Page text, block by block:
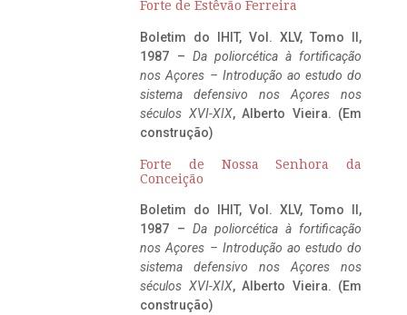
Forte de Estêvão Ferreira
Boletim do IHIT, Vol. XLV, Tomo II,
1987 – Da poliorcética à fortificação
nos Açores – Introdução ao estudo do
sistema defensivo nos Açores nos
séculos XVI-XIX, Alberto Vieira. (Em
construção)
Forte de Nossa Senhora da
Conceição
Boletim do IHIT, Vol. XLV, Tomo II,
1987 – Da poliorcética à fortificação
nos Açores – Introdução ao estudo do
sistema defensivo nos Açores nos
séculos XVI-XIX, Alberto Vieira. (Em
construção)